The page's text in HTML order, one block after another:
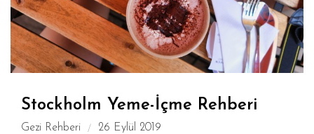
Stockholm Yeme-İçme Rehberi
Gezi Rehberi 26 Eylül 2019